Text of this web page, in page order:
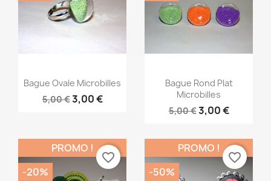
Bague Ovale Microbilles
5,00 €3,00 €
Bague Rond Plat
Microbilles
5,00 €3,00 €
PROMO !
-20%
favorite_border
PROMO !
-50%
favorite_border